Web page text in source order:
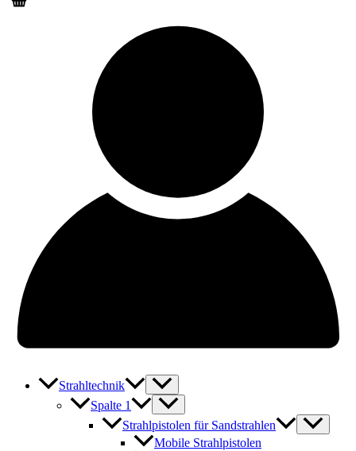
Strahltechnik
Spalte 1
Strahlpistolen für Sandstrahlen
Mobile Strahlpistolen